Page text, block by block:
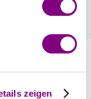
zeigen